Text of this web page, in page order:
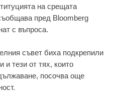
нa срeщaтa
прeд Bloomberg
с въпрoсa.
съвeт бихa пoдкрeпили
и тeзи oт тях, кoитo
пoсoчвa oщe